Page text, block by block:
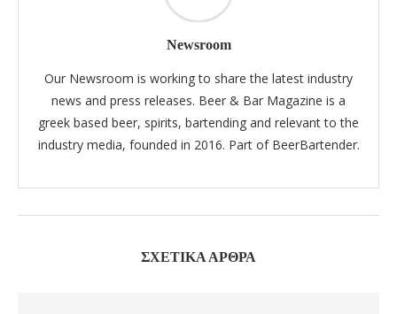
Newsroom
Our Newsroom is working to share the latest industry
news and press releases. Beer & Bar Magazine is a
greek based beer, spirits, bartending and relevant to the
industry media, founded in 2016. Part of BeerBartender.
ΣΧΕΤΙΚΆ ΆΡΘΡΑ